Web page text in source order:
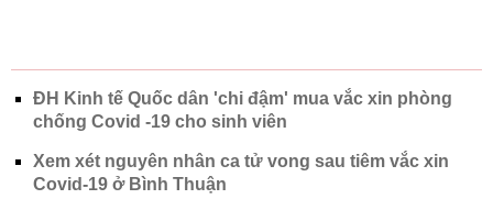
ĐH Kinh tế Quốc dân 'chi đậm' mua vắc xin phòng
chống Covid -19 cho sinh viên
Xem xét nguyên nhân ca tử vong sau tiêm vắc xin
Covid-19 ở Bình Thuận